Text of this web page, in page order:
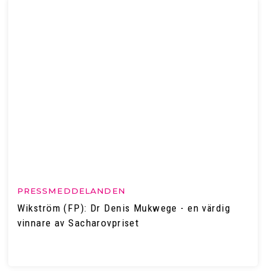
PRESSMEDDELANDEN
Wikström (FP): Dr Denis Mukwege - en värdig
vinnare av Sacharovpriset